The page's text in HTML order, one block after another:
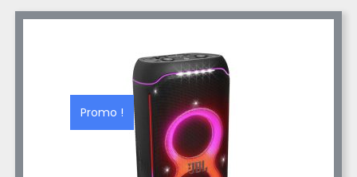
Promo !